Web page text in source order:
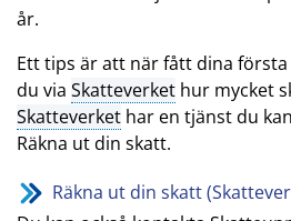
år.
Ett tips är att när fått dina
du via Skatteverket hur mycket
Skatteverket har en tjänst du
Räkna ut din skatt.
Räkna ut din skatt